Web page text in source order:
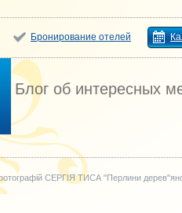
Бронирование отелей
Блог об интересных
СЕРГІЯ ТИСА "Перлини